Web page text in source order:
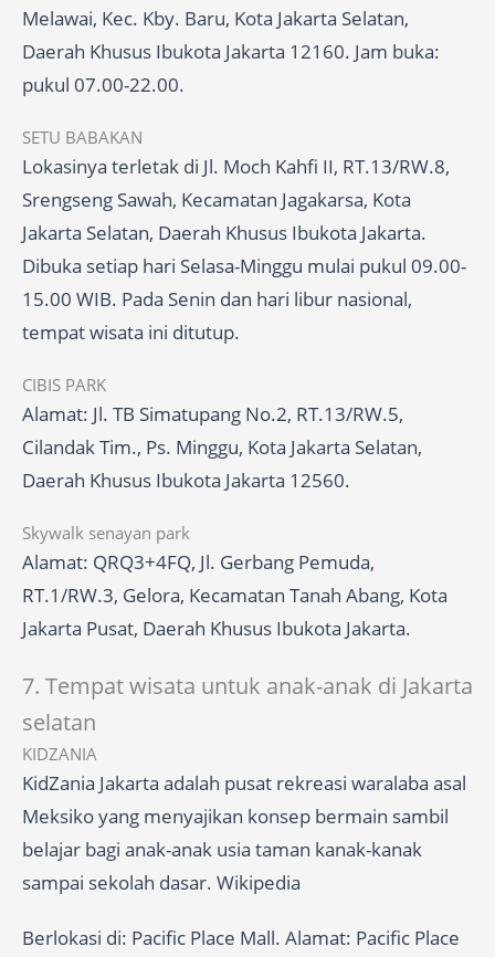
Melawai, Kec. Kby. Baru, Kota Jakarta Selatan,
Daerah Khusus Ibukota Jakarta 12160. Jam buka:
pukul 07.00-22.00.
SETU BABAKAN
Lokasinya terletak di Jl. Moch Kahfi II, RT.13/RW.8,
Srengseng Sawah, Kecamatan Jagakarsa, Kota
Jakarta Selatan, Daerah Khusus Ibukota Jakarta.
Dibuka setiap hari Selasa-Minggu mulai pukul 09.00-
15.00 WIB. Pada Senin dan hari libur nasional,
tempat wisata ini ditutup.
CIBIS PARK
Alamat: Jl. TB Simatupang No.2, RT.13/RW.5,
Cilandak Tim., Ps. Minggu, Kota Jakarta Selatan,
Daerah Khusus Ibukota Jakarta 12560.
Skywalk senayan park
Alamat: QRQ3+4FQ, Jl. Gerbang Pemuda,
RT.1/RW.3, Gelora, Kecamatan Tanah Abang, Kota
Jakarta Pusat, Daerah Khusus Ibukota Jakarta.
7. Tempat wisata untuk anak-anak di Jakarta
selatan
KIDZANIA
KidZania Jakarta adalah pusat rekreasi waralaba asal
Meksiko yang menyajikan konsep bermain sambil
belajar bagi anak-anak usia taman kanak-kanak
sampai sekolah dasar. Wikipedia
Berlokasi di: Pacific Place Mall. Alamat: Pacific Place